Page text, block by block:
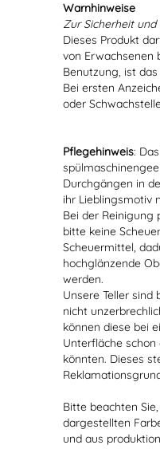
Warnhinweise
Zur Sicherheit und
Dieses Produkt
von Erwachsenen
Benutzung, ist
Bei ersten
oder
Pflegehinweis:
Durchgängen in
ihr Lieblingsmotiv
Bei der Reinigung
bitte keine
Scheuermittel,
hochglänzende
werden.
Unsere Teller sind
nicht
können diese bei
Unterfläche
könnten. Dieses
Bitte beachten
dargestellten
und aus